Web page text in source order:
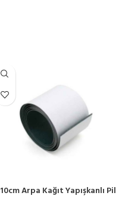
10cm Arpa Kağıt Yapışkanlı Pil